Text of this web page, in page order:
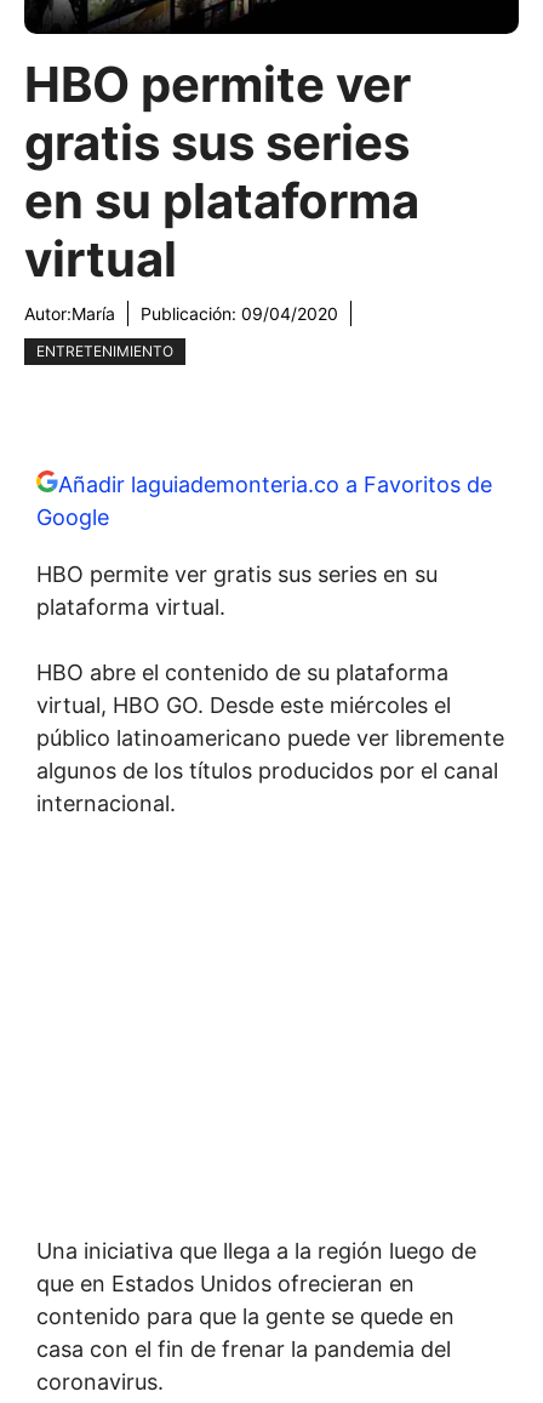
HBO permite ver
gratis sus series
en su plataforma
virtual
Autor:María Publicación: 09/04/2020
ENTRETENIMIENTO
Añadir laguiademonteria.co a Favoritos de
Google
HBO permite ver gratis sus series en su
plataforma virtual.
HBO abre el contenido de su plataforma
virtual, HBO GO. Desde este miércoles el
público latinoamericano puede ver libremente
algunos de los títulos producidos por el canal
internacional.
Una iniciativa que llega a la región luego de
que en Estados Unidos ofrecieran en
contenido para que la gente se quede en
casa con el fin de frenar la pandemia del
coronavirus.